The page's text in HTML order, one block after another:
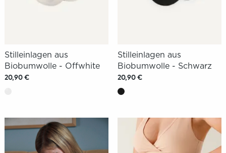
Stilleinlagen aus
Biobumwolle - Offwhite
20,90 €
Stilleinlagen aus
Biobumwolle - Schwarz
20,90 €